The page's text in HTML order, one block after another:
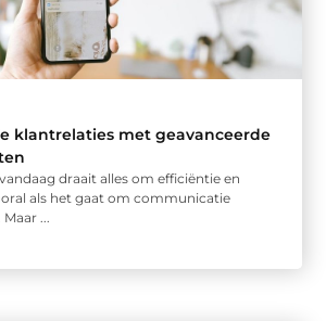
klantrelaties met geavanceerde
draait alles om efficiëntie en
als het gaat om communicatie
...